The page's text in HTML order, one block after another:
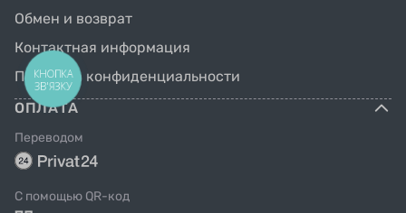
Обмен и возврат
Контактная информация
Политика конфиденциальности
ОПЛАТА
Переводом
C помощью QR-код
КНОПКА
ЗВ'ЯЗКУ